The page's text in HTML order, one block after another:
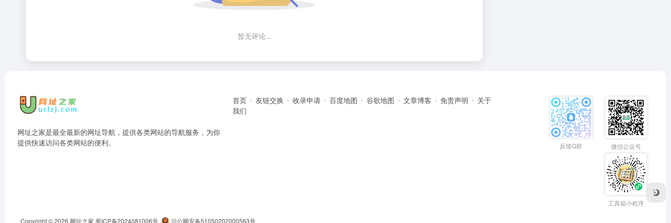
暂无评论...
网址之家是最全最新的网址导航，提供各类网站的导航服务，为你
提供快速访问各类网站的便利。
首页 友链交换 收录申请 百度地图 谷歌地图 文章博客 免责声明
关于
我们
反馈Q群 微信公众号
工具箱小程序
Copyright © 2026 网址之家 蜀ICP备2024081006号 川公网安备51050202000563号